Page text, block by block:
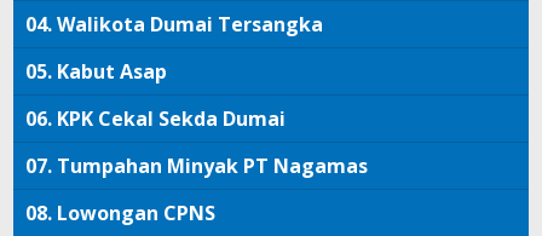
04.Walikota Dumai Tersangka
05. Kabut Asap
06. KPK Cekal Sekda Dumai
07. Tumpahan Minyak PT Nagamas
08. Lowongan CPNS